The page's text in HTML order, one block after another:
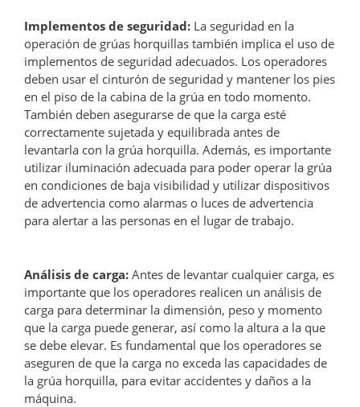
Implementos de seguridad: La seguridad en la
operación de grúas horquillas también implica el uso de
implementos de seguridad adecuados. Los operadores
deben usar el cinturón de seguridad y mantener los pies
en el piso de la cabina de la grúa en todo momento.
También deben asegurarse de que la carga esté
correctamente sujetada y equilibrada antes de
levantarla con la grúa horquilla. Además, es importante
utilizar iluminación adecuada para poder operar la grúa
en condiciones de baja visibilidad y utilizar dispositivos
de advertencia como alarmas o luces de advertencia
para alertar a las personas en el lugar de trabajo.
Análisis de carga: Antes de levantar cualquier carga, es
importante que los operadores realicen un análisis de
carga para determinar la dimensión, peso y momento
que la carga puede generar, así como la altura a la que
se debe elevar. Es fundamental que los operadores se
aseguren de que la carga no exceda las capacidades de
la grúa horquilla, para evitar accidentes y daños a la
máquina.